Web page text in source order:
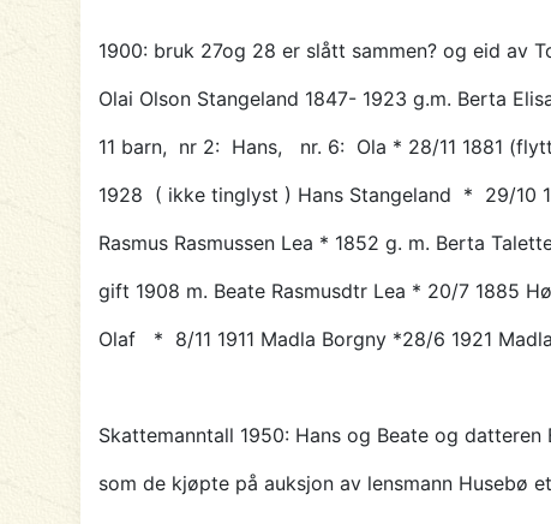
1900: bruk 27og 28 er slått sammen? og eid av
Olai Olson Stangeland 1847- 1923 g.m. Berta
11 barn, nr 2: Hans, nr. 6: Ola * 28/11 1881
1928 ( ikke tinglyst ) Hans Stangeland * 29/10
Rasmus Rasmussen Lea * 1852 g. m. Berta
gift 1908 m. Beate Rasmusdtr Lea * 20/7 1885
Olaf * 8/11 1911 Madla Borgny *28/6 1921
Skattemanntall 1950: Hans og Beate og datteren
som de kjøpte på auksjon av lensmann Husebø